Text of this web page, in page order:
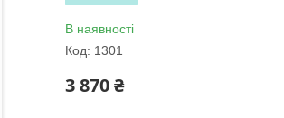
В наявності
Код: 1301
3 870 ₴